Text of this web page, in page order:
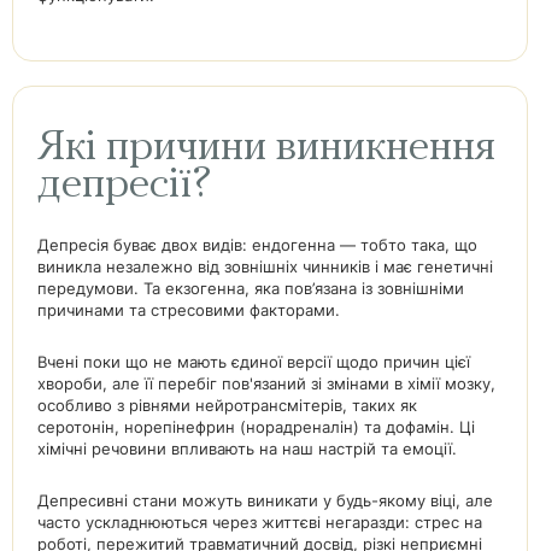
Які причини виникнення
депресії?
Депресія буває двох видів: ендогенна — тобто така, що
виникла незалежно від зовнішніх чинників і має генетичні
передумови. Та екзогенна, яка пов’язана із зовнішніми
причинами та стресовими факторами.
Вчені поки що не мають єдиної версії щодо причин цієї
хвороби, але її перебіг пов'язаний зі змінами в хімії мозку,
особливо з рівнями нейротрансмітерів, таких як
серотонін, норепінефрин (норадреналін) та дофамін. Ці
хімічні речовини впливають на наш настрій та емоції.
Депресивні стани можуть виникати у будь-якому віці, але
часто ускладнюються через життєві негаразди: стрес на
роботі, пережитий травматичний досвід, різкі неприємні